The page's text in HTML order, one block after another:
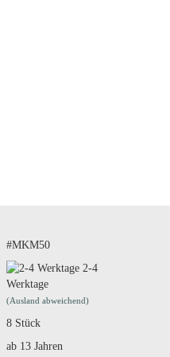
#MKM50
2-4
Werktage
(Ausland abweichend)
8 Stück
ab 13 Jahren